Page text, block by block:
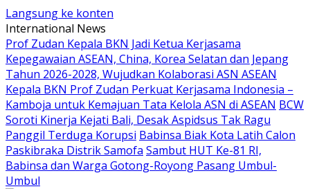
Langsung ke konten
International News
Prof Zudan Kepala BKN Jadi Ketua Kerjasama
Kepegawaian ASEAN, China, Korea Selatan dan Jepang
Tahun 2026-2028, Wujudkan Kolaborasi ASN ASEAN
Kepala BKN Prof Zudan Perkuat Kerjasama Indonesia –
Kamboja untuk Kemajuan Tata Kelola ASN di ASEAN BCW
Soroti Kinerja Kejati Bali, Desak Aspidsus Tak Ragu
Panggil Terduga Korupsi Babinsa Biak Kota Latih Calon
Paskibraka Distrik Samofa Sambut HUT Ke-81 RI,
Babinsa dan Warga Gotong-Royong Pasang Umbul-
Umbul